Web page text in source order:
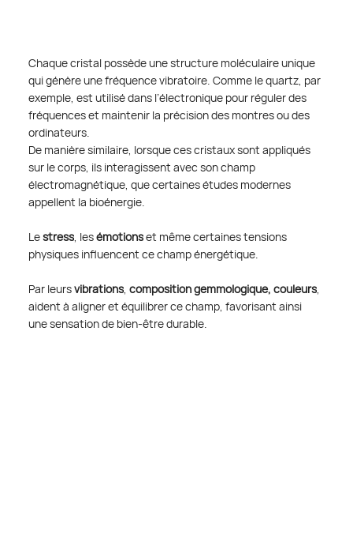
Chaque cristal possède une structure moléculaire unique
qui génère une fréquence vibratoire. Comme le quartz, par
exemple, est utilisé dans l’électronique pour réguler des
fréquences et maintenir la précision des montres ou des
ordinateurs.
De manière similaire, lorsque ces cristaux sont appliqués
sur le corps, ils interagissent avec son champ
électromagnétique, que certaines études modernes
appellent la bioénergie.
Le stress, les émotions et même certaines tensions
physiques influencent ce champ énergétique.
Par leurs vibrations, composition gemmologique, couleurs,
aident à aligner et équilibrer ce champ, favorisant ainsi
une sensation de bien-être durable.